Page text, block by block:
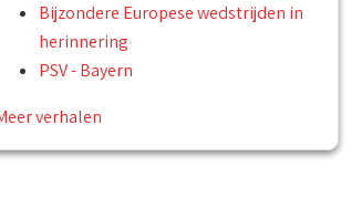
Bijzondere Europese wedstrijden in
herinnering
PSV - Bayern
verhalen